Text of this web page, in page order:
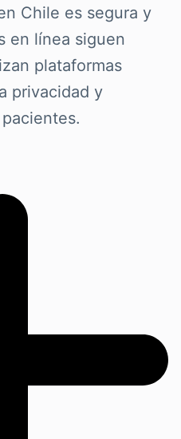
Chile es segura y
en línea siguen
plataformas
privacidad y